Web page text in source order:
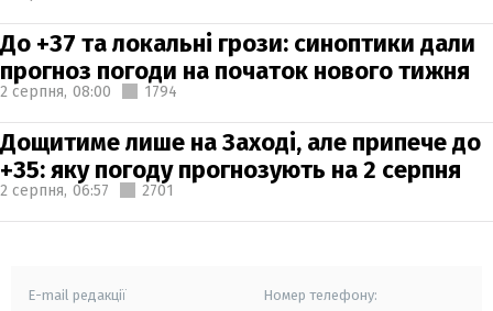
До +37 та локальні грози: синоптики дали
прогноз погоди на початок нового тижня
2 серпня, 08:00 1794
Дощитиме лише на Заході, але припече до
+35: яку погоду прогнозують на 2 серпня
2 серпня, 06:57 2701
E-mail редакції Номер телефону: